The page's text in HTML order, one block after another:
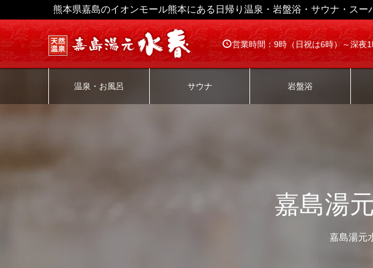
熊本県嘉島のイオンモール熊本にある日帰り温泉・岩盤浴・サウナ・スー
営業時間：9時（日祝は6時）～深夜
温泉・お風呂 サウナ 岩盤浴
嘉島湯
嘉島湯元